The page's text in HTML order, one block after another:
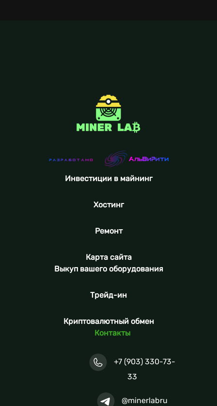
Инвестиции в майнинг
Хостинг
Ремонт
Карта сайта
Выкуп вашего оборудования
Трейд-ин
Криптовалютный обмен
Контакты
+7 (903) 330-73-
33
@minerlabru